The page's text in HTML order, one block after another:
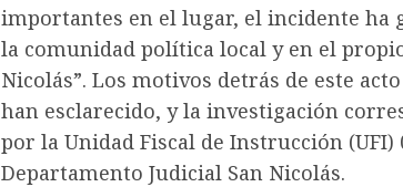
importantes en el lugar, el incidente ha
la comunidad política local y en el
Nicolás”. Los motivos detrás de este
han esclarecido, y la investigación
por la Unidad Fiscal de Instrucción
Departamento Judicial San Nicolás.